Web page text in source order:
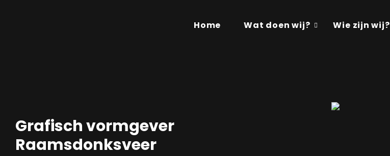
Home Wat doen wij? Wie zijn wij?
Grafisch vormgever
Raamsdonksveer